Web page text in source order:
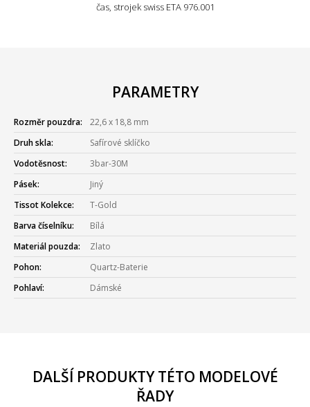
čas, strojek swiss ETA 976.001
PARAMETRY
Rozměr pouzdra:
22,6 x 18,8 mm
Druh skla:
Safírové sklíčko
Vodotěsnost:
3bar-30M
Pásek:
Jiný
Tissot Kolekce:
T-Gold
Barva číselníku:
Bílá
Materiál pouzda:
Zlato
Pohon:
Quartz-Baterie
Pohlaví:
Dámské
DALŠÍ PRODUKTY TÉTO MODELOVÉ
ŘADY